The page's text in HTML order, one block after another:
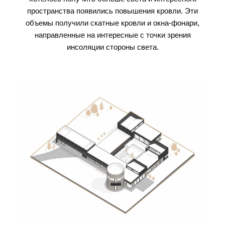
пространства появились повышения кровли. Эти
объемы получили скатные кровли и окна-фонари,
направленные на интересные с точки зрения
инсоляции стороны света.